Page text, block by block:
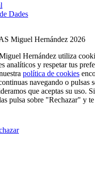
Dades
Miguel Hernández 2026
Hernández utiliza
analíticos y respetar tus
política de cookies
navegando o pulsas
que aceptas su uso.
pulsa sobre "Rechazar" y